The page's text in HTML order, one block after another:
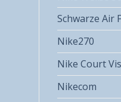
Schwarze Air
Nike270
Nike Court
Nikecom